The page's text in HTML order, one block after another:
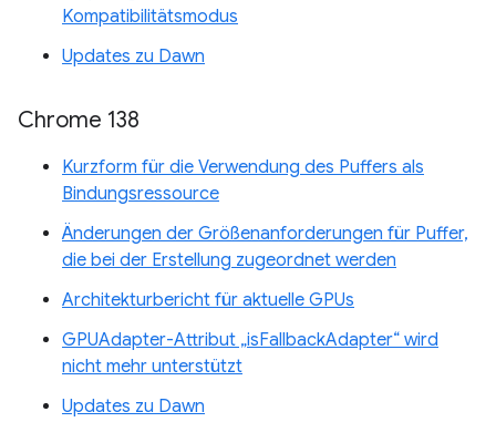
Kompatibilitätsmodus
Updates zu Dawn
Chrome 138
Kurzform für die Verwendung des Puffers als
Bindungsressource
Änderungen der Größenanforderungen für Puffer,
die bei der Erstellung zugeordnet werden
Architekturbericht für aktuelle GPUs
GPUAdapter-Attribut „isFallbackAdapter“ wird
nicht mehr unterstützt
Updates zu Dawn